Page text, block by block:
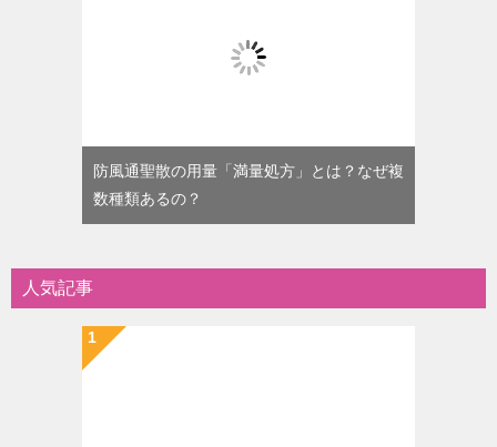
防風通聖散の用量「満量処方」とは？なぜ複
数種類あるの？
人気記事